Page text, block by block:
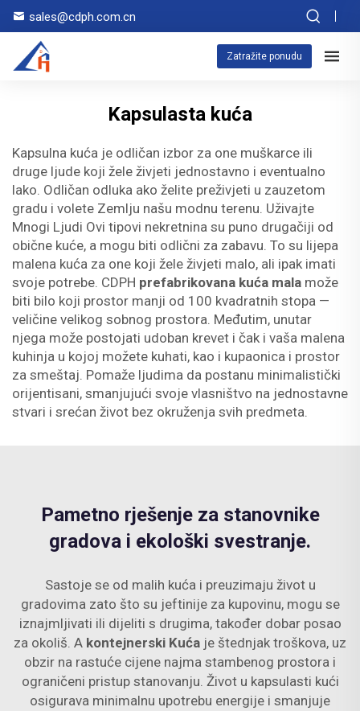
sales@cdph.com.cn
Zatražite ponudu
Kapsulasta kuća
Kapsulna kuća je odličan izbor za one muškarce ili
druge ljude koji žele živjeti jednostavno i eventualno
lako. Odličan odluka ako želite preživjeti u zauzetom
gradu i volete Zemlju našu modnu terenu. Uživajte
Mnogi Ljudi Ovi tipovi nekretnina su puno drugačiji od
obične kuće, a mogu biti odlični za zabavu. To su lijepa
malena kuća za one koji žele živjeti malo, ali ipak imati
svoje potrebe. CDPH prefabrikovana kuća mala može
biti bilo koji prostor manji od 100 kvadratnih stopa —
veličine velikog sobnog prostora. Međutim, unutar
njega može postojati udoban krevet i čak i vaša malena
kuhinja u kojoj možete kuhati, kao i kupaonica i prostor
za smeštaj. Pomaže ljudima da postanu minimalistički
orijentisani, smanjujući svoje vlasništvo na jednostavne
stvari i srećan život bez okruženja svih predmeta.
Pametno rješenje za stanovnike
gradova i ekološki svestranje.
Sastoje se od malih kuća i preuzimaju život u
gradovima zato što su jeftinije za kupovinu, mogu se
iznajmljivati ili dijeliti s drugima, također dobar posao
za okoliš. A kontejnerski Kuća je štednjak troškova, uz
obzir na rastuće cijene najma stambenog prostora i
ograničeni pristup stanovanju. Život u kapsulasti kući
osigurava minimalnu upotrebu energije i smanjuje